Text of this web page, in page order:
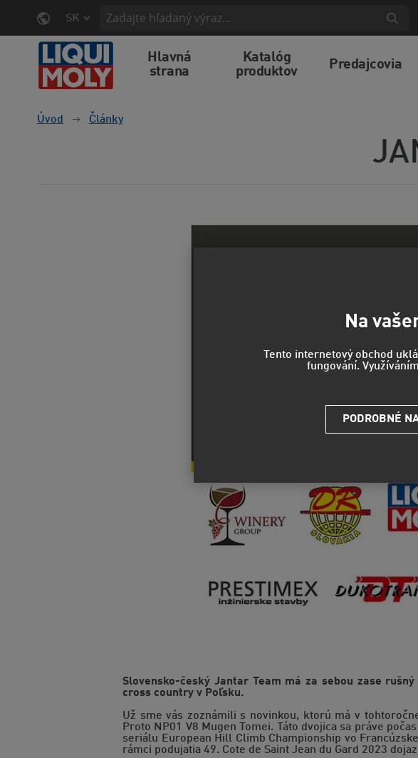
SK
Hlavná
strana
Katalóg
produktov
Predajcovia
Úvod Články
Slovensko-český Jantar Team má za sebou zase
cross country v Poľsku.
Už sme vás zoznámili s novinkou, ktorú má v
Proto NP01 V8 Mugen Tomei. Táto dvojica sa práve
seriálu European Hill Climb Championship vo
rámci podujatia 49. Cote de Saint Jean du Gard 2023
Na
Tento internetový obchod
fungování.
PODROBNÉ